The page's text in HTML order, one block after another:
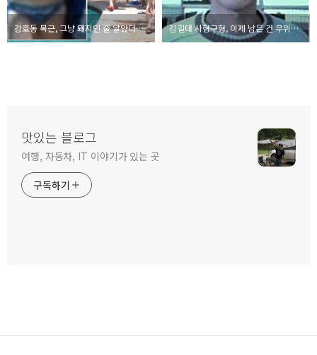
강호동 복근, 그냥 돼지인 줄 알았더니 브록 레스너급 근육맨! 김길태 사형구형, 이제 남은 건 무위도식?
맛있는 블로그
여행, 자동차, IT 이야기가 있는 곳
구독하기